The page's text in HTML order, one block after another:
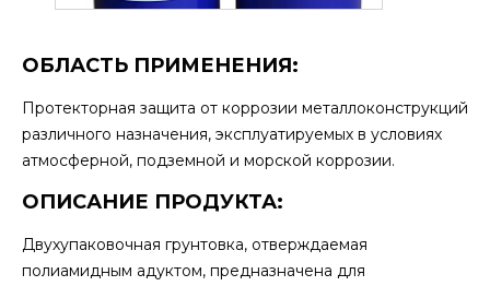
ОБЛАСТЬ ПРИМЕНЕНИЯ:
Протекторная защита от коррозии металлоконструкций
различного назначения, эксплуатируемых в условиях
атмосферной, подземной и морской коррозии.
ОПИСАНИЕ ПРОДУКТА:
Двухупаковочная грунтовка, отверждаемая
полиамидным адуктом, предназначена для